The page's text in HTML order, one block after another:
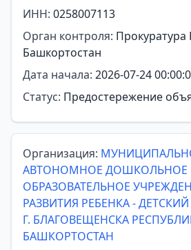
ИНН: 0258007113
Орган контроля: Прокуратура
Башкортостан
Дата начала: 2026-07-24
Статус: Предостережение
Организация:
АВТОНОМНОЕ ДОШКОЛЬНОЕ
ОБРАЗОВАТЕЛЬНОЕ
РАЗВИТИЯ РЕБЕНКА -
Г. БЛАГОВЕЩЕНСКА
БАШКОРТОСТАН